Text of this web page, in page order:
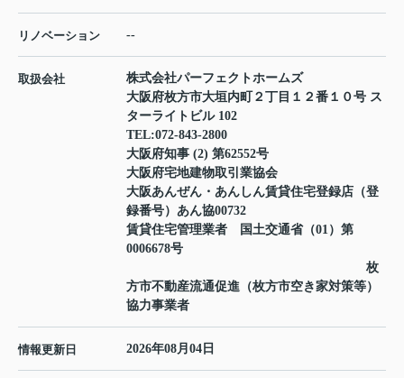
リノベーション --
取扱会社
株式会社パーフェクトホームズ
大阪府枚方市大垣内町２丁目１２番１０号 ス
ターライトビル 102
TEL:072-843-2800
大阪府知事 (2) 第62552号
大阪府宅地建物取引業協会
大阪あんぜん・あんしん賃貸住宅登録店（登
録番号）あん協00732
賃貸住宅管理業者 国土交通省（01）第
0006678号
枚
方市不動産流通促進（枚方市空き家対策等）
協力事業者
情報更新日 2026年08月04日